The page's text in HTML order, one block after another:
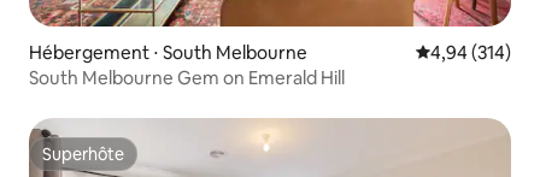
Hébergement ⋅ South Melbourne Évaluation
4,94 (314)
South Melbourne Gem on Emerald Hill
Superhôte
Superhôte